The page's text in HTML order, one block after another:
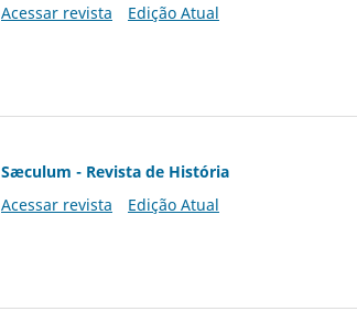
Acessar revista
Edição Atual
Sæculum - Revista de História
Acessar revista
Edição Atual